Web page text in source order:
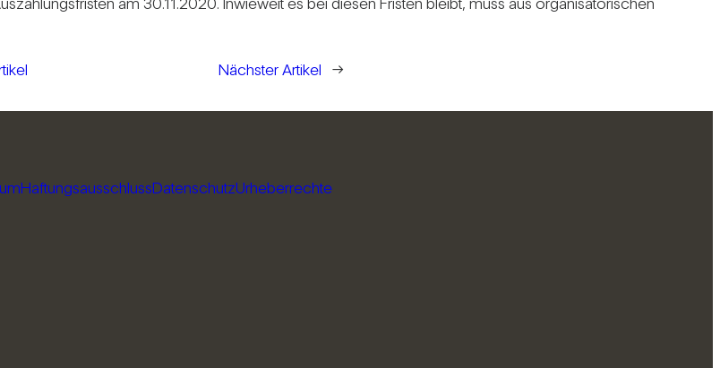
Nächster Artikel →
HaftungsausschlussDatenschutzUrheberrechte